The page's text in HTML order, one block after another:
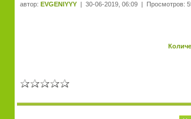
автор: EVGENIYYY | 30-06-2019, 06:09 | Просмотров: